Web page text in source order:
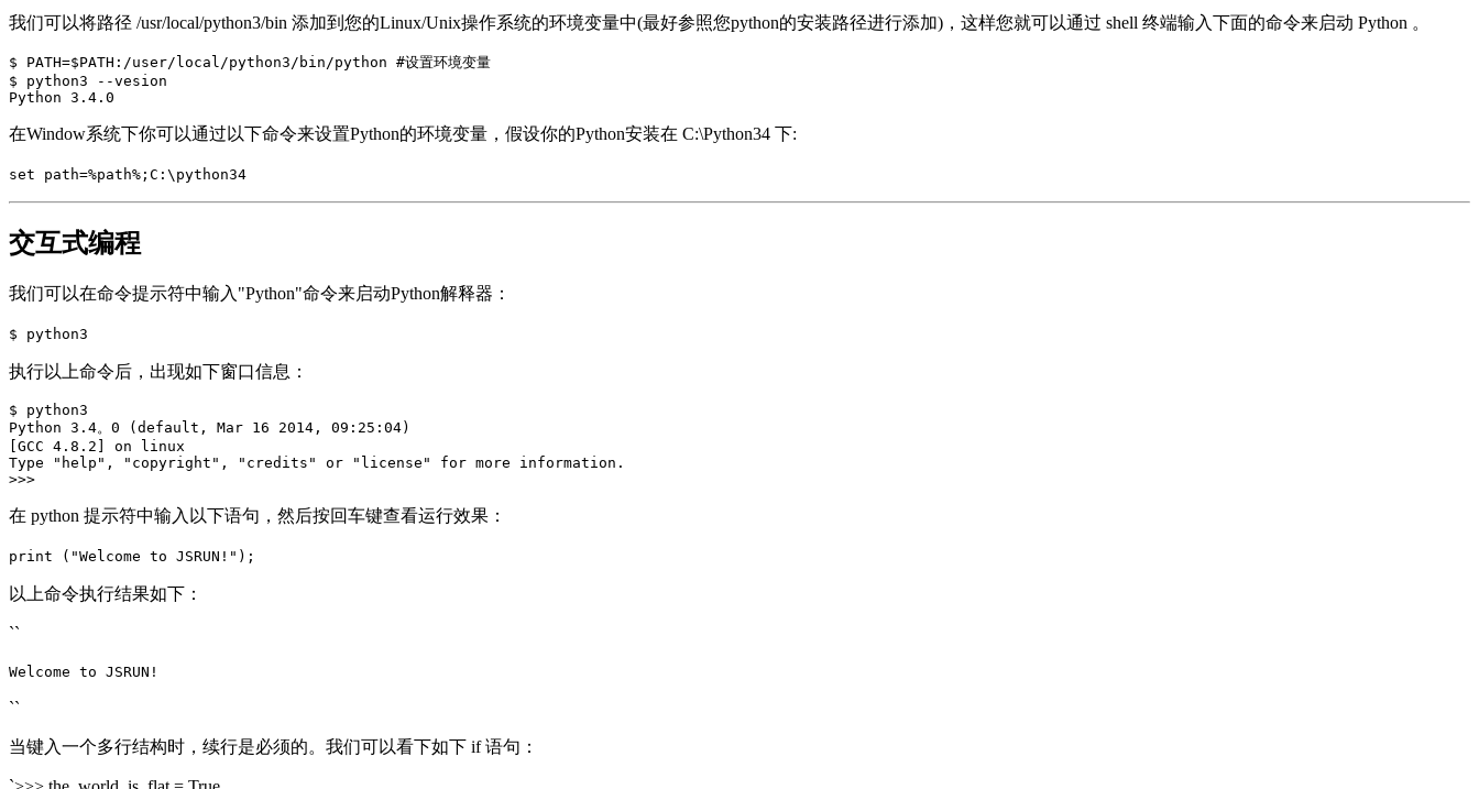
我们可以将路径 /usr/local/python3/bin 添加到您的Linux/Unix操作系统的环境变量中(最好参照您python的安装路径进行添加)，这样您就可以通过 shell 终端输入下面的命令来启动 Python 。
$ PATH=$PATH:/user/local/python3/bin/python #设置环境变量
$ python3 --vesion
在Window系统下你可以通过以下命令来设置Python的环境变量，假设你的Python安装在 C:\Python34 下:
set path=%path%;C:\python34
交互式编程
我们可以在命令提示符中输入"Python"命令来启动Python解释器：
$ python3
执行以上命令后，出现如下窗口信息：
$ python3
Python 3.4。0 (default, Mar 16 2014, 09:25:04)
[GCC 4.8.2] on linux
Type "help", "copyright", "credits" or "license" for more information.
在 python 提示符中输入以下语句，然后按回车键查看运行效果：
print ("Welcome to JSRUN!");
以上命令执行结果如下：
``
Welcome to JSRUN!
``
当键入一个多行结构时，续行是必须的。我们可以看下如下 if 语句：